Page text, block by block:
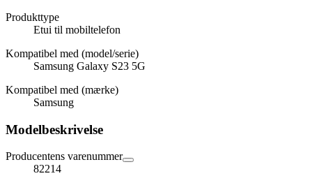
Produkttype
Etui til mobiltelefon
Kompatibel med (model/serie)
Samsung Galaxy S23 5G
Kompatibel med (mærke)
Samsung
Modelbeskrivelse
Producentens varenummer
82214